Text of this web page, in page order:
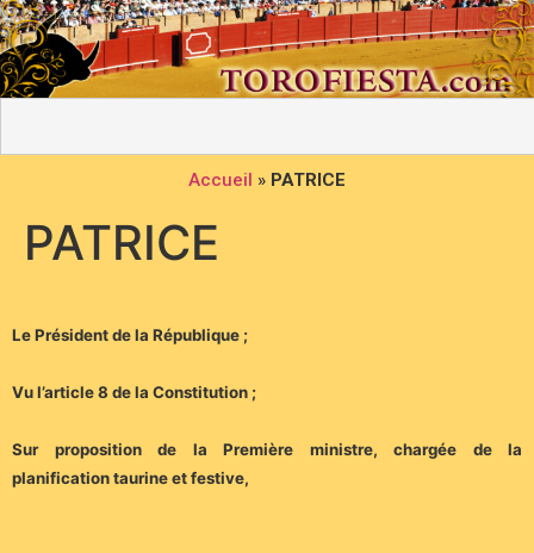
Accueil » PATRICE
PATRICE
Le Président de la République ;
Vu l’article 8 de la Constitution ;
Sur proposition de la Première ministre, chargée de la
planification taurine et festive,